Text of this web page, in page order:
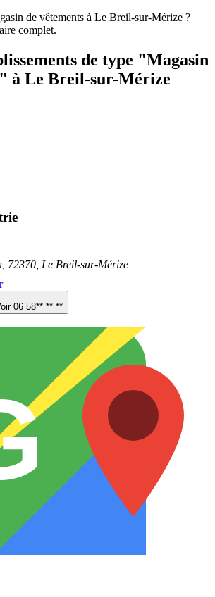
de vêtements à Le Breil-sur-Mérize ?
complet.
de type "Magasin
à Le Breil-sur-Mérize
72370 Le Breil-sur-Mérize
06 58** ** **